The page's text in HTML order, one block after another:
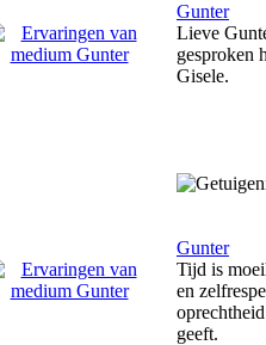
Gunter
Lieve
gesproken
Gisele.
Gunter
Tijd is
en
geeft.